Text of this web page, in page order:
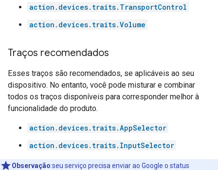
action.devices.traits.TransportControl
action.devices.traits.Volume
Traços recomendados
Esses traços são recomendados, se aplicáveis ao seu
dispositivo. No entanto, você pode misturar e combinar
todos os traços disponíveis para corresponder melhor à
funcionalidade do produto.
action.devices.traits.AppSelector
action.devices.traits.InputSelector
Observação:seu serviço precisa enviar ao Google o status